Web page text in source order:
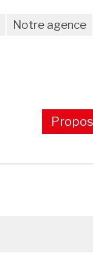
Notre agence